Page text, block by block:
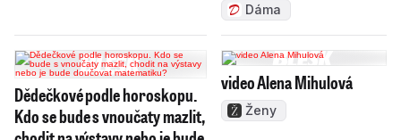
Dáma
Dědečkové podle horoskopu.
Kdo se bude s vnoučaty mazlit,
video Alena Mihulová
Ženy